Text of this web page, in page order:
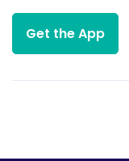
Get the App